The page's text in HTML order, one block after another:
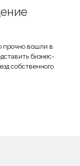
прочно вошли в
бизнес-
собственного